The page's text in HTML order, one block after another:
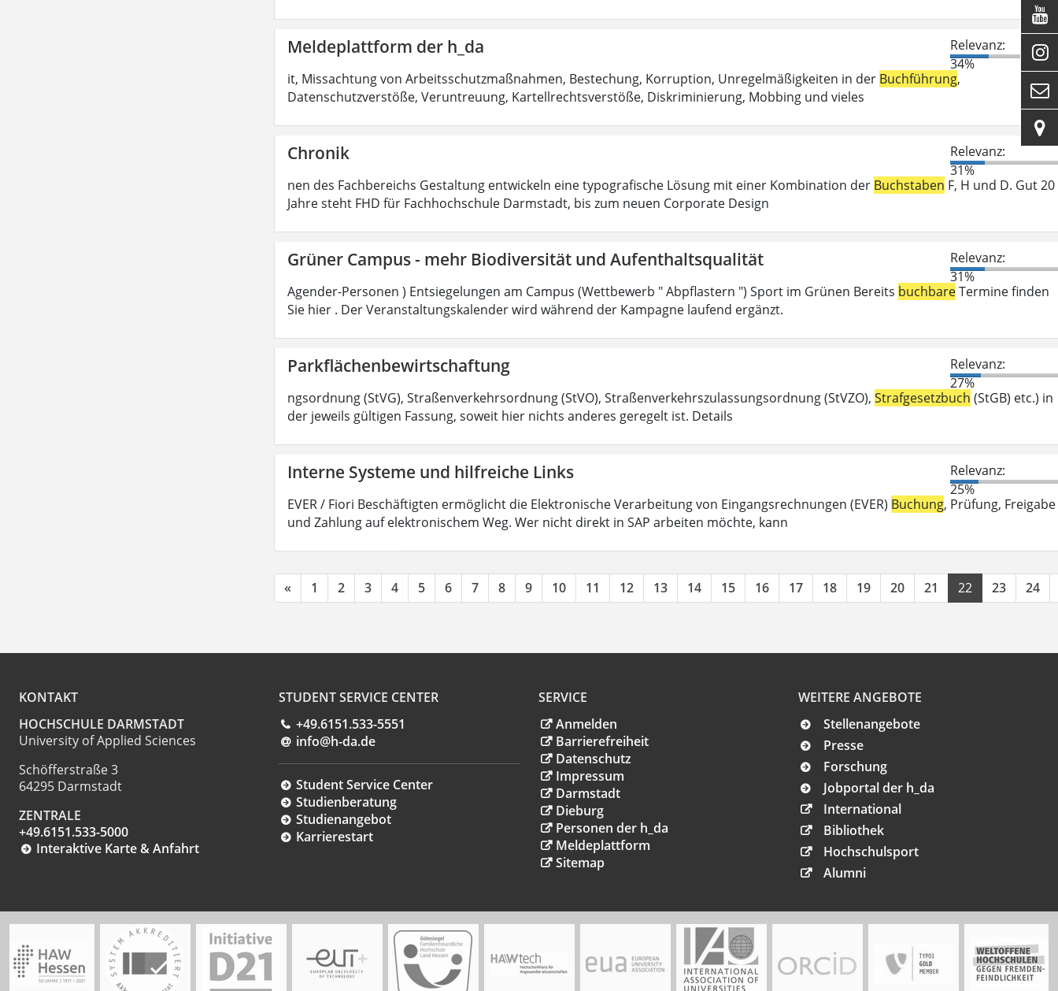
Meldeplattform der h_da
Relevanz:
34%
it, Missachtung von Arbeitsschutzmaßnahmen, Bestechung, Korruption, Unregelmäßigkeiten in der Buchführung,
Datenschutzverstöße, Veruntreuung, Kartellrechtsverstöße, Diskriminierung, Mobbing und vieles
Chronik
Relevanz:
31%
nen des Fachbereichs Gestaltung entwickeln eine typografische Lösung mit einer Kombination der Buchstaben F, H und D. Gut 20
Jahre steht FHD für Fachhochschule Darmstadt, bis zum neuen Corporate Design
Grüner Campus - mehr Biodiversität und Aufenthaltsqualität
Relevanz:
31%
Agender-Personen ) Entsiegelungen am Campus (Wettbewerb " Abpflastern ") Sport im Grünen Bereits buchbareTermine finden
Sie hier . Der Veranstaltungskalender wird während der Kampagne laufend ergänzt.
Parkflächenbewirtschaftung
Relevanz:
27%
ngsordnung (StVG), Straßenverkehrsordnung (StVO), Straßenverkehrszulassungsordnung (StVZO), Strafgesetzbuch (StGB) etc.) in
der jeweils gültigen Fassung, soweit hier nichts anderes geregelt ist. Details
Interne Systeme und hilfreiche Links
Relevanz:
25%
EVER / Fiori Beschäftigten ermöglicht die Elektronische Verarbeitung von Eingangsrechnungen (EVER) Buchung, Prüfung, Freigabe
und Zahlung auf elektronischem Weg. Wer nicht direkt in SAP arbeiten möchte, kann
« 1 2 3 4 5 6 7 8 9 10 11 12 13 14 15 16 17 18 19 20 21 22 23 24
KONTAKT
HOCHSCHULE DARMSTADT
University of Applied Sciences
Schöfferstraße 3
64295 Darmstadt
ZENTRALE
+49.6151.533-5000
Interaktive Karte & Anfahrt
STUDENT SERVICE CENTER
+49.6151.533-5551
info@h-da.de
Student Service Center
Studienberatung
Studienangebot
Karrierestart
SERVICE
Anmelden
Barrierefreiheit
Datenschutz
Impressum
Darmstadt
Dieburg
Personen der h_da
Meldeplattform
Sitemap
WEITERE ANGEBOTE
Stellenangebote
Presse
Forschung
Jobportal der h_da
International
Bibliothek
Hochschulsport
Alumni



